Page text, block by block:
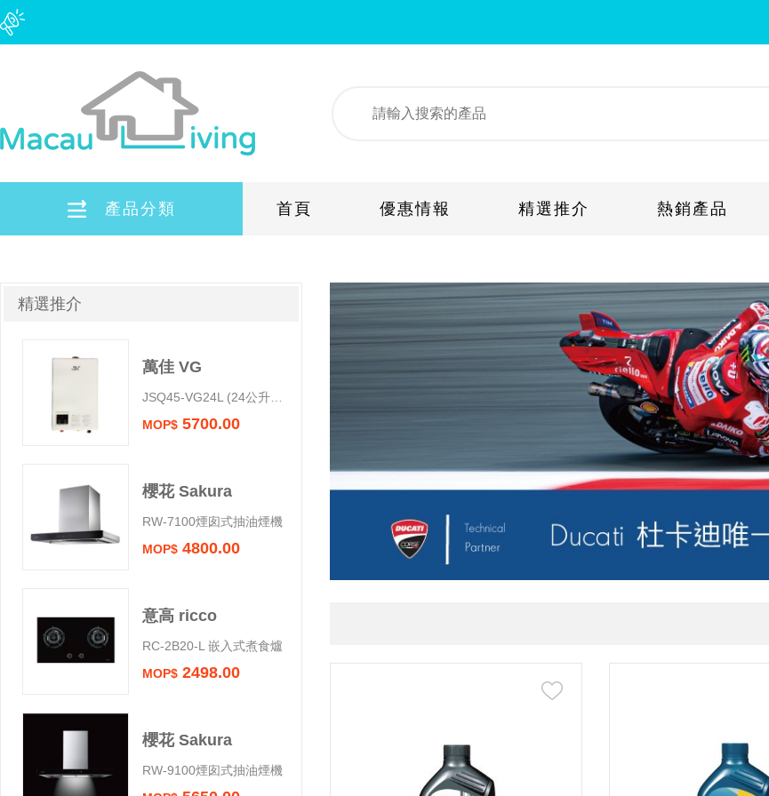
產品分類
寵物專區
座枱式煮食爐
weber 燒烤爐
首頁 優惠情報 精選推介 熱銷產品
精選推介
萬佳 VG
MOP$ 5700.00
櫻花 Sakura
RW-7100煙囱式抽油煙機
MOP$ 4800.00
意高 ricco
RC-2B20-L 嵌入式煮食爐
MOP$ 2498.00
櫻花 Sakura
RW-9100煙囱式抽油煙機